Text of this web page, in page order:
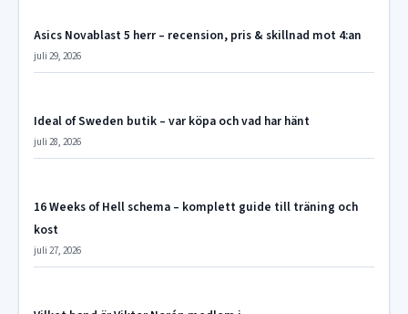
Asics Novablast 5 herr – recension, pris & skillnad mot 4:an
juli 29, 2026
Ideal of Sweden butik – var köpa och vad har hänt
juli 28, 2026
16 Weeks of Hell schema – komplett guide till träning och
kost
juli 27, 2026